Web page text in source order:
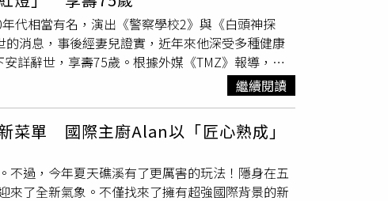
方面，吳慷仁在《富都青年》與陳澤耀飾演一對
吳慷仁瘋狂減重15公斤，他所扮演的哥哥是聽障
的無聲控訴與手語演出令人震撼，他也因此打敗
第三位金鐘金馬雙料影帝。前往中國發展的吳慷
慷仁與孫儷合作的《危險關係》上線，他飾演表
推到極致，成為PUA操控高手。兩位實力派演員同
發文表示早有心理準備，並說很多事情不是自己
再打安全牌。（圖／翻攝自吳慷仁臉書）雖然叫
他在受訪時也提到，在接演此劇前一度很猶豫，
演李安一句「你寧可做錯事，也不讓自己boring」
曹瑞原執導的《時候 A Time》。（圖／翻攝自《時
代相當有名，演出《警察學校2》與《白頭神探
消息，事後經妻兒證實，近年來他深受多種健康
詳辭世，享壽75歲。根據外媒《TMZ》報導，美
台發文，證實父親的死訊，「彼得昨晚在其妻溫蒂
更是戲劇圈受到敬重的一位演員，我們會永遠懷念
然積極配合治療，最終仍在安寧療護機構離開人
右的銀幕生涯中，最令影迷津津樂道的莫過於他
2）中飾演面惡心善的警官溫尼（Vinnie
釋前白宮幕僚長一角，逗趣且充滿喜感的形象深
）等多部影視作品。除了在螢光幕前發光發熱，
繼續閱讀
菜單 國際主廚Alan以「匠心熟成」
不過，今年夏天礁溪有了更厲害的玩法！隱身在五
來了全新氣象。不僅找來了擁有超強國際背景的新